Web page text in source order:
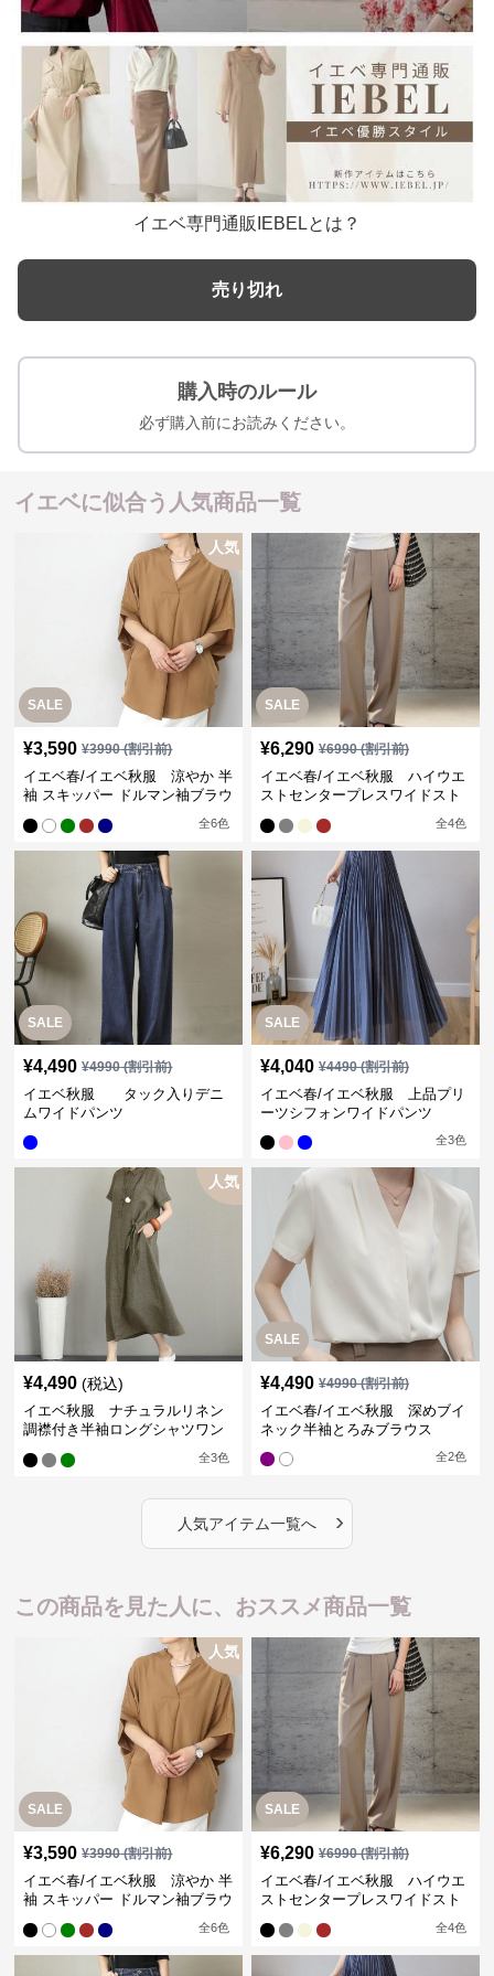
イエベ専門通販IEBELとは？
売り切れ
購入時のルール
必ず購入前にお読みください。
イエベに似合う人気商品一覧
SALE
人気
¥3,590 ¥3990(割引前)
イエベ春/イエベ秋服 涼やか 半
袖 スキッパー ドルマン袖ブラウ
全6色
SALE
¥6,290 ¥6990(割引前)
イエベ春/イエベ秋服 ハイウエ
ストセンタープレスワイドスト
全4色
SALE
¥4,490 ¥4990(割引前)
イエベ秋服 タック入りデニ
ムワイドパンツ
SALE
¥4,040 ¥4490(割引前)
イエベ春/イエベ秋服 上品プリ
ーツシフォンワイドパンツ
全3色
人気
¥4,490 (税込)
イエベ秋服 ナチュラルリネン
調襟付き半袖ロングシャツワン
全3色
SALE
¥4,490 ¥4990(割引前)
イエベ春/イエベ秋服 深めブイ
ネック半袖とろみブラウス
全2色
人気アイテム一覧へ ›
この商品を見た人に、おススメ商品一覧
SALE
人気
¥3,590 ¥3990(割引前)
イエベ春/イエベ秋服 涼やか 半
袖 スキッパー ドルマン袖ブラウ
全6色
SALE
¥6,290 ¥6990(割引前)
イエベ春/イエベ秋服 ハイウエ
ストセンタープレスワイドスト
全4色